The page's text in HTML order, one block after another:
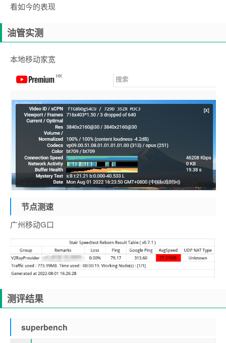
看如今的表现
油管实测
本地移动家宽
节点测速
广州移动G口
测评结果
superbench